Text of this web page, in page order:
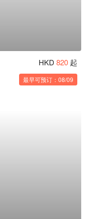
HKD 820 起
最早可预订：08/09